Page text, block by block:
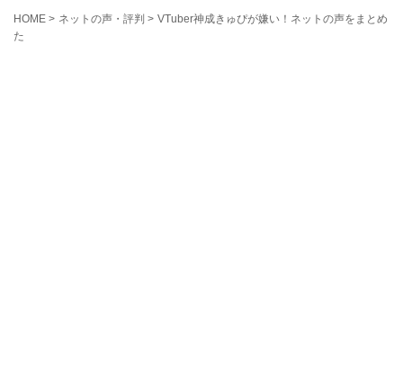
HOME > ネットの声・評判 > VTuber神成きゅぴが嫌い！ネットの声をまとめ
た